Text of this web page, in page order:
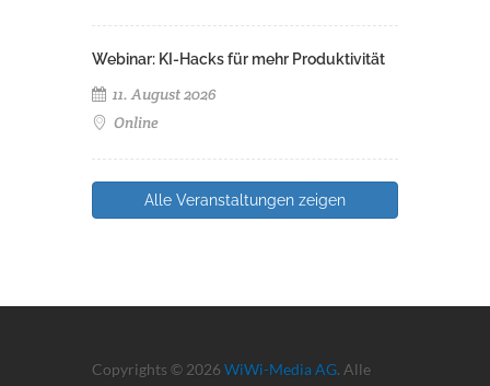
Webinar: KI-Hacks für mehr Produktivität
11. August 2026
Online
Alle Veranstaltungen zeigen
Copyrights © 2026 WiWi-Media AG. Alle